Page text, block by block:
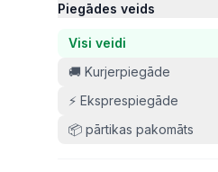
Piegādes veids
Visi veidi
🚚 Kurjerpiegāde
⚡ Eksprespiegāde
📦 pārtikas pakomāts